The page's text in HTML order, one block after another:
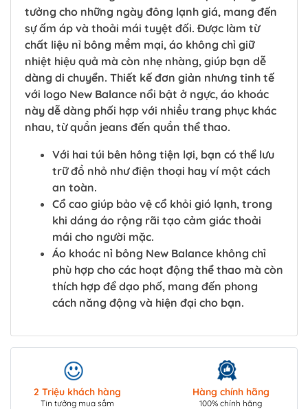
tưởng cho những ngày đông lạnh giá, mang đến
sự ấm áp và thoải mái tuyệt đối. Được làm từ
chất liệu nỉ bông mềm mại, áo không chỉ giữ
nhiệt hiệu quả mà còn nhẹ nhàng, giúp bạn dễ
dàng di chuyển. Thiết kế đơn giản nhưng tinh tế
với logo New Balance nổi bật ở ngực, áo khoác
này dễ dàng phối hợp với nhiều trang phục khác
nhau, từ quần jeans đến quần thể thao.
Với hai túi bên hông tiện lợi, bạn có thể lưu
trữ đồ nhỏ như điện thoại hay ví một cách
an toàn.
Cổ cao giúp bảo vệ cổ khỏi gió lạnh, trong
khi dáng áo rộng rãi tạo cảm giác thoải
mái cho người mặc.
Áo khoác nỉ bông New Balance không chỉ
phù hợp cho các hoạt động thể thao mà còn
thích hợp để dạo phố, mang đến phong
cách năng động và hiện đại cho bạn.
2 Triệu khách hàng
Tin tưởng mua sắm
Hàng chính hãng
100% chính hãng